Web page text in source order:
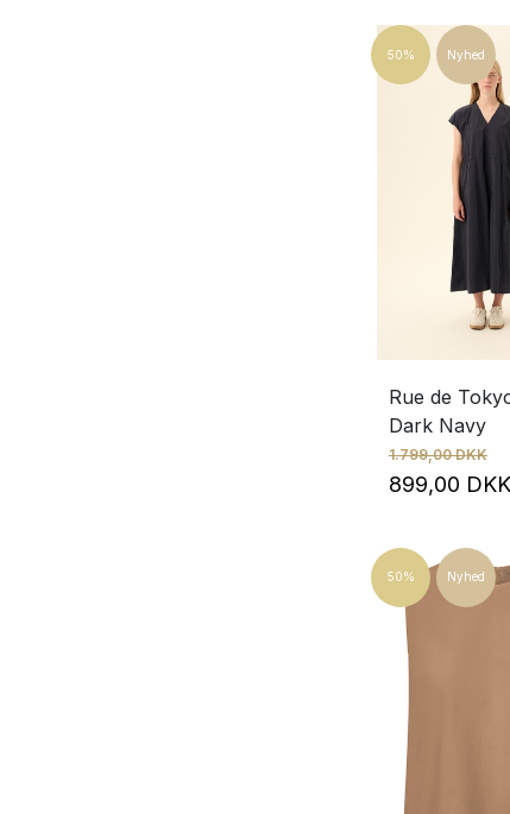
50% Nyhed
Rue de
Dark Navy
1.799,00 DKK
899,00 DKK
50% Nyhed